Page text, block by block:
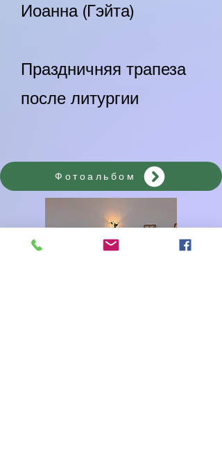
Иоанна (Гэйта)
Праздничняя трапеза
после литургии
Фотоальбом